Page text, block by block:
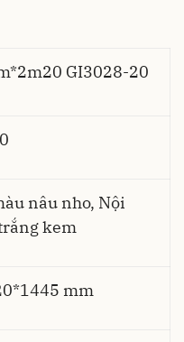
GI3028-20
nâu nho, Nội
kem
mm